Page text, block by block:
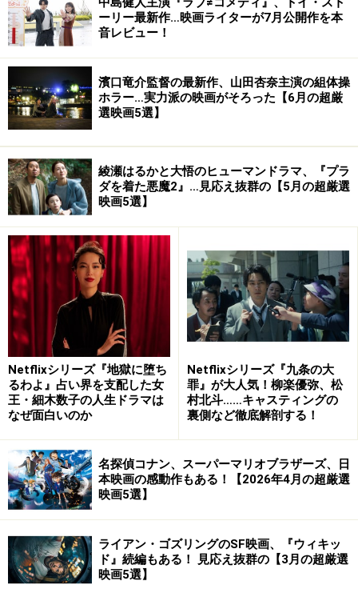
『HAZARD』
2006年11月11日[土]～シアターＮ渋
谷ほか全国順次ロードショー
監督・脚本：園 子温
ウエスト、深水 元基／池内 博之
オープニング曲：「HAZARD」作
詞：園子温 作曲：オダギリ ジョ
オダギリ ジョー
2002年／日本／1時間43分／アンプ
ラグド配給
公式サイト：
※著作権は撮影者・南樹里及びオールアバウトに帰属します。
※記事・画像の使用は、版権を有する映画配給会社等の許諾を得て掲
載しています。
※記事・画像の使用・転載は、営利・非営利を問わず禁止です。
※リンクは、大歓迎です。詳細は右上の▲リンクをご覧下さい。
※Photos(c) Julie Minami - All Rights Reserved. Use is restricted to this
website in promotion of "HAZARD"
Interview with SION SONO and JAI WEST
on [HAZARD]
ーリー最新作…映画ライターが7月公開作を本
音レビュー！
濱口竜介監督の最新作、山田杏奈主演の組体操
ホラー…実力派の映画がそろった【6月の超厳
選映画5選】
綾瀬はるかと大悟のヒューマンドラマ、『プラ
ダを着た悪魔2』…見応え抜群の【5月の超厳選
映画5選】
Netflixシリーズ『地獄に堕ち
るわよ』占い界を支配した女
王・細木数子の人生ドラマは
なぜ面白いのか
Netflixシリーズ『九条の大
罪』が大人気！柳楽優弥、松
村北斗……キャスティングの
裏側など徹底解剖する！
名探偵コナン、スーパーマリオブラザーズ、日
本映画の感動作もある！【2026年4月の超厳選
映画5選】
ライアン・ゴズリングのSF映画、『ウィキッ
ド』続編もある！ 見応え抜群の【3月の超厳選
映画5選】